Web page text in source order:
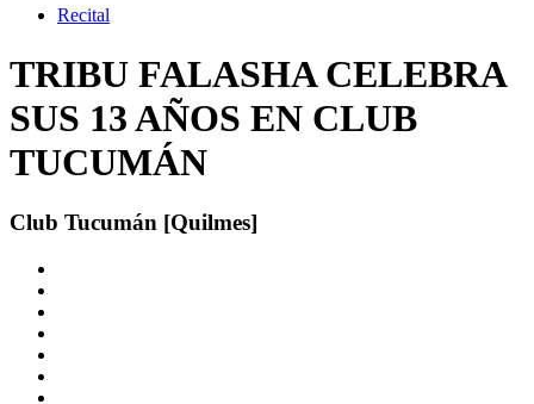
Recital
TRIBU FALASHA CELEBRA
SUS 13 AÑOS EN CLUB
TUCUMÁN
Club Tucumán [Quilmes]